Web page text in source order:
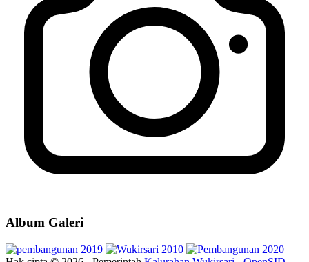
Album Galeri